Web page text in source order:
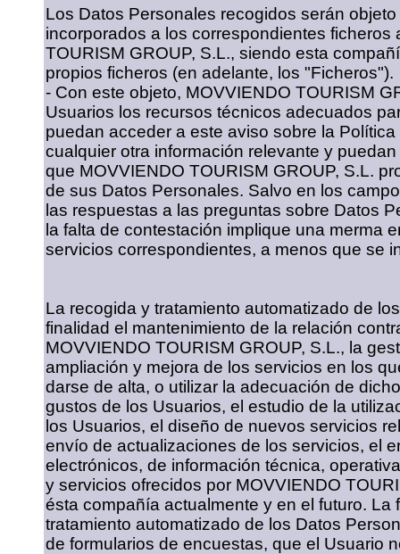
Los Datos Personales recogidos serán
incorporados a los correspondientes ficheros
TOURISM GROUP, S.L., siendo esta
propios ficheros (en adelante, los "Ficheros").
- Con este objeto, MOVVIENDO TOURISM
Usuarios los recursos técnicos adecuados
puedan acceder a este aviso sobre la
cualquier otra información relevante y
que MOVVIENDO TOURISM GROUP, S.L.
de sus Datos Personales. Salvo en los
las respuestas a las preguntas sobre Datos
la falta de contestación implique una merma
servicios correspondientes, a menos que se
La recogida y tratamiento automatizado de
finalidad el mantenimiento de la relación
MOVVIENDO TOURISM GROUP, S.L., la
ampliación y mejora de los servicios en los
darse de alta, o utilizar la adecuación de
gustos de los Usuarios, el estudio de la
los Usuarios, el diseño de nuevos servicios
envío de actualizaciones de los servicios, el
electrónicos, de información técnica,
y servicios ofrecidos por MOVVIENDO
ésta compañía actualmente y en el futuro. La
tratamiento automatizado de los Datos
de formularios de encuestas, que el Usuario